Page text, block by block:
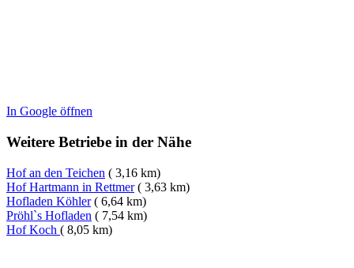
In Google öffnen
Weitere Betriebe in der Nähe
Hof an den Teichen ( 3,16 km)
Hof Hartmann in Rettmer( 3,63 km)
Hofladen Köhler( 6,64 km)
Pröhl`s Hofladen ( 7,54 km)
Hof Koch ( 8,05 km)